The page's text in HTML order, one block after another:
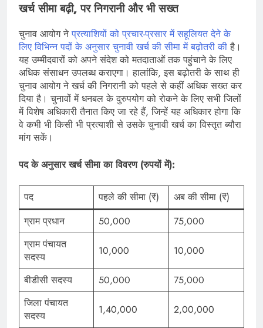
खर्च सीमा बढ़ी, पर निगरानी और भी सख्त
चुनाव आयोग नेप्रत्याशियों को प्रचार-प्रसार में सहूलियत देने के
लिए विभिन्न पदों के अनुसार चुनावी खर्च की सीमा में बढ़ोतरी कीहै।
यह उम्मीदवारों को अपने संदेश को मतदाताओं तक पहुंचाने के लिए
अधिक संसाधन उपलब्ध कराएगा। हालांकि, इस बढ़ोतरी के साथ ही
चुनाव आयोग ने खर्च की निगरानी को पहले से कहीं अधिक सख्त कर
दिया है। चुनावों में धनबल के दुरुपयोग को रोकने के लिए सभी जिलों
में विशेष अधिकारी तैनात किए जा रहे हैं, जिन्हें यह अधिकार होगा कि
वे कभी भी किसी भी प्रत्याशी से उसके चुनावी खर्च का विस्तृत ब्यौरा
मांग सकें।
पद के अनुसार खर्च सीमा का विवरण (रुपयों में):
पद पहले की सीमा (₹)
अब की सीमा (₹)
ग्राम प्रधान
50,000
75,000
ग्राम पंचायत
सदस्य
10,000 10,000
बीडीसी सदस्य 50,000
75,000
जिला पंचायत
सदस्य
1,40,000 2,00,000